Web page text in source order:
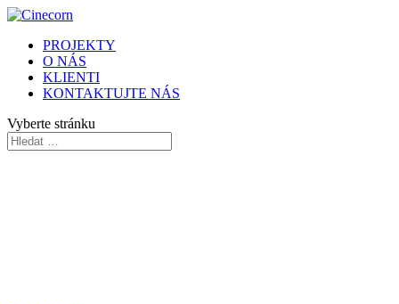
PROJEKTY
O NÁS
KLIENTI
KONTAKTUJTE NÁS
Vyberte stránku